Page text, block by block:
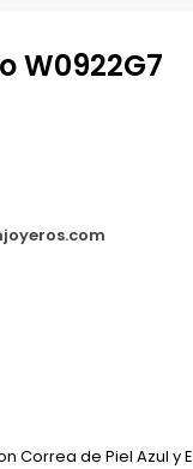
W0922G7
Correa de Piel Azul y